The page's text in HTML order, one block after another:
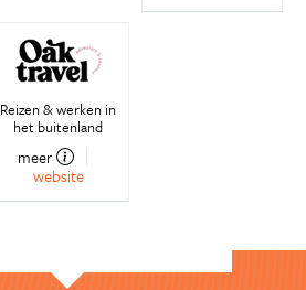
Reizen & werken in
het buitenland
meer
website